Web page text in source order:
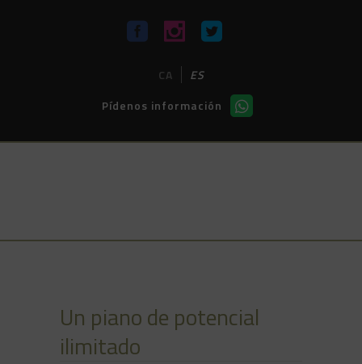
CA
ES
Pídenos información
Un piano de potencial
ilimitado